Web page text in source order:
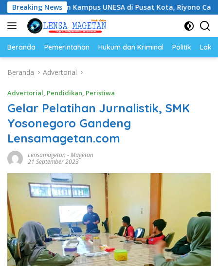
Langsung
ke
konten
Breaking News
Kampus UNESA di Pusat Kota, Riyono Caping: Tingkatkan
Beranda Pemerintahan Hukum dan Kriminal Politik
Beranda Advertorial
Advertorial, Pendidikan, Peristiwa
Gelar Pelatihan Jurnalistik, SMK
Yosonegoro Gandeng
Lensamagetan.com
Lensamagetan-Magetan
21 September 2023